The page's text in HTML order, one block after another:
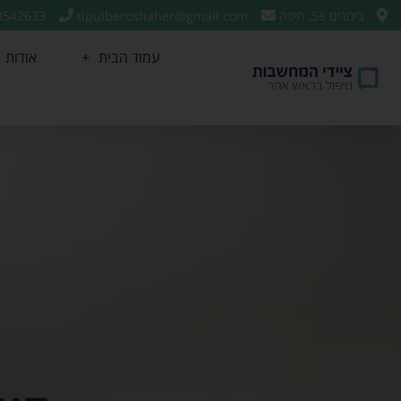
ביכורים 58, חיפה tipulberoshaher@gmail.com
עמוד הבית אודות